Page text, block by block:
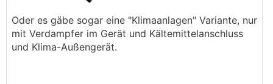
Oder es gäbe sogar eine "Klimaanlagen" Variante, nur
mit Verdampfer im Gerät und Kältemittelanschluss
und Klima-Außengerät.